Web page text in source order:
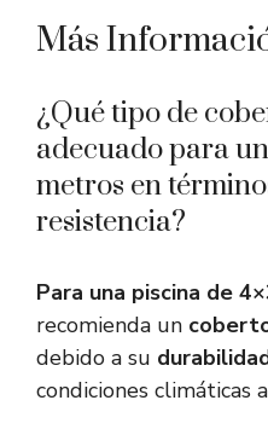
Más
¿Qué tipo de
adecuado para
metros en
resistencia?
Para una piscina de
recomienda un
debido a su
condiciones climáticas